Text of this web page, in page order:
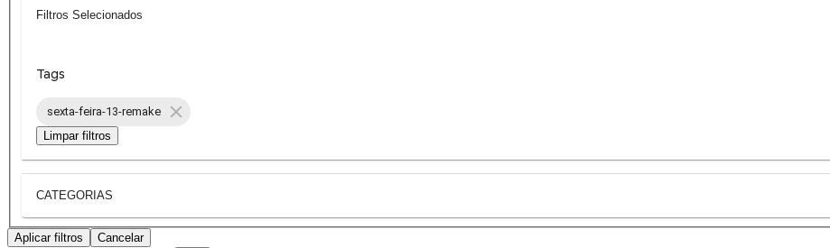
Filtros Selecionados
Tags
sexta-feira-13-remake
Limpar filtros
CATEGORIAS
Aplicar filtros Cancelar